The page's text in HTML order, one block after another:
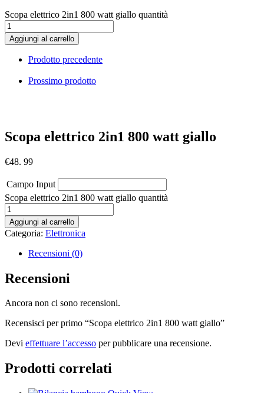
Scopa elettrico 2in1 800 watt giallo quantità
Aggiungi al carrello
Prodotto precedente
Prossimo prodotto
Scopa elettrico 2in1 800 watt giallo
€48. 99
Campo Input
Scopa elettrico 2in1 800 watt giallo quantità
Aggiungi al carrello
Categoria: Elettronica
Recensioni (0)
Recensioni
Ancora non ci sono recensioni.
Recensisci per primo “Scopa elettrico 2in1 800 watt giallo”
Devi effettuare l’accesso per pubblicare una recensione.
Prodotti correlati